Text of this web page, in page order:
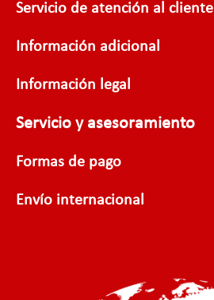
Servicio de atención al cliente
Información adicional
Información legal
Servicio y asesoramiento
Formas de pago
Envío internacional